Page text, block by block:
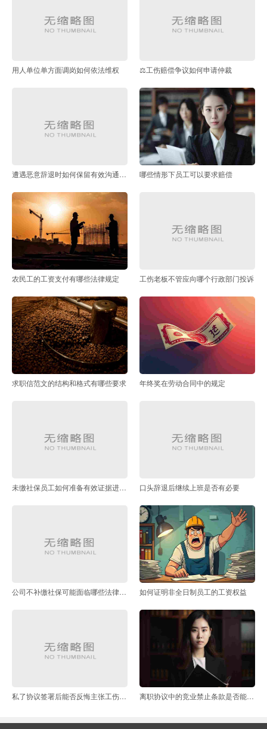
用人单位单方面调岗如何依法维权 ⚖️工伤赔偿争议如何申请仲裁
遭遇恶意辞退时如何保留有效沟通记录 哪些情形下员工可以要求赔偿
农民工的工资支付有哪些法律规定 工伤老板不管应向哪个行政部门投诉
求职信范文的结构和格式有哪些要求 年终奖在劳动合同中的规定
未缴社保员工如何准备有效证据进行维权 口头辞退后继续上班是否有必要
公司不补缴社保可能面临哪些法律处罚 如何证明非全日制员工的工资权益
私了协议签署后能否反悔主张工伤赔偿 离职协议中的竞业禁止条款是否能接受